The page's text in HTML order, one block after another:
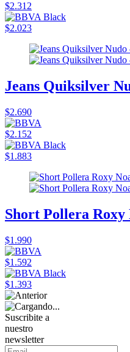
$2.312
$2.023
Jeans Quiksilver
$2.690
$2.152
$1.883
Short Pollera Roxy
$1.990
$1.592
$1.393
Suscribite a
nuestro
newsletter